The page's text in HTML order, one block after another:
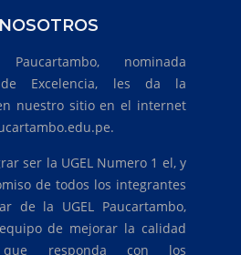
nominada
de Excelencia, les da la
nuestro sitio en el internet
ser la UGEL Numero 1 el, y
de todos los integrantes
de la UGEL Paucartambo,
de mejorar la calidad
que responda con los